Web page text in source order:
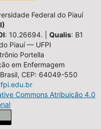
Federal do Piauí
: 10.26694. | Qualis: B1
Piauí — UFPI
Portella
em Enfermagem
CEP: 64049-550
Commons Atribuição 4.0